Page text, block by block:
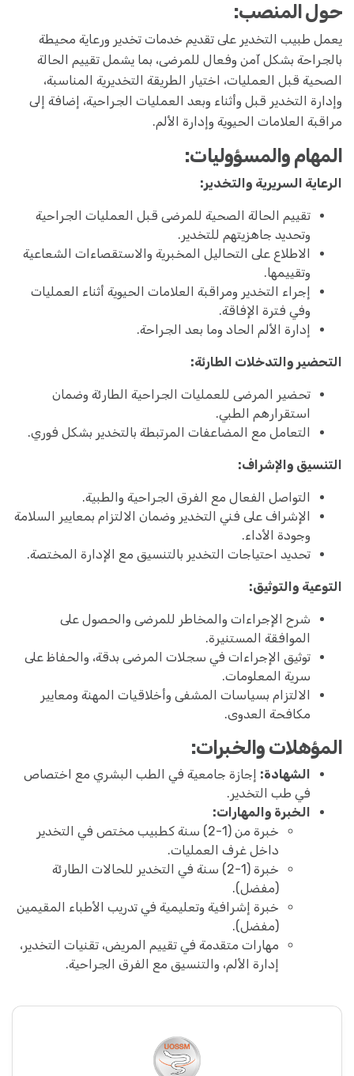
حول المنصب:
يعمل طبيب التخدير على تقديم خدمات تخدير ورعاية محيطة
بالجراحة بشكل آمن وفعال للمرضى، بما يشمل تقييم الحالة
الصحية قبل العمليات، اختيار الطريقة التخديرية المناسبة،
وإدارة التخدير قبل وأثناء وبعد العمليات الجراحية، إضافة إلى
مراقبة العلامات الحيوية وإدارة الألم.
المهام والمسؤوليات:
الرعاية السريرية والتخدير:
تقييم الحالة الصحية للمرضى قبل العمليات الجراحية
وتحديد جاهزيتهم للتخدير.
الاطلاع على التحاليل المخبرية والاستقصاءات الشعاعية
وتقييمها.
إجراء التخدير ومراقبة العلامات الحيوية أثناء العمليات
وفي فترة الإفاقة.
إدارة الألم الحاد وما بعد الجراحة.
التحضير والتدخلات الطارئة:
تحضير المرضى للعمليات الجراحية الطارئة وضمان
استقرارهم الطبي.
التعامل مع المضاعفات المرتبطة بالتخدير بشكل فوري.
التنسيق والإشراف:
التواصل الفعال مع الفرق الجراحية والطبية.
الإشراف على فني التخدير وضمان الالتزام بمعايير السلامة
وجودة الأداء.
تحديد احتياجات التخدير بالتنسيق مع الإدارة المختصة.
التوعية والتوثيق:
شرح الإجراءات والمخاطر للمرضى والحصول على
الموافقة المستنيرة.
توثيق الإجراءات في سجلات المرضى بدقة، والحفاظ على
سرية المعلومات.
الالتزام بسياسات المشفى وأخلاقيات المهنة ومعايير
مكافحة العدوى.
المؤهلات والخبرات:
الشهادة: إجازة جامعية في الطب البشري مع اختصاص
في طب التخدير.
الخبرة والمهارات:
خبرة من (1-2) سنة كطبيب مختص في التخدير
داخل غرف العمليات.
خبرة (1-2) سنة في التخدير للحالات الطارئة
(مفضل).
خبرة إشرافية وتعليمية في تدريب الأطباء المقيمين
(مفضل).
مهارات متقدمة في تقييم المريض، تقنيات التخدير،
إدارة الألم، والتنسيق مع الفرق الجراحية.